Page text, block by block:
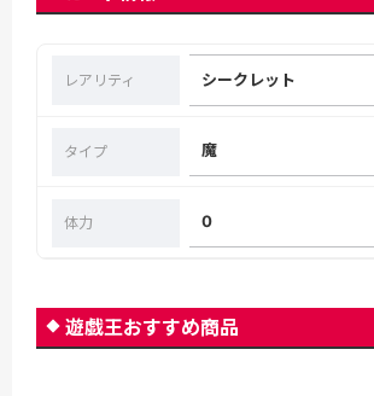
レアリティ シークレット
タイプ 魔
体力 0
遊戯王おすすめ商品